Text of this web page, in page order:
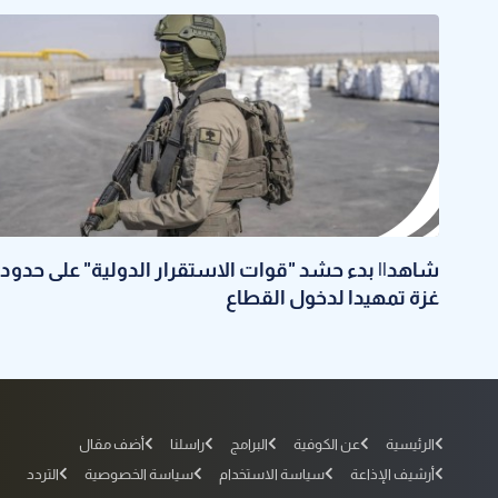
شاهد|| بدء حشد "قوات الاستقرار الدولية" على حدود
غزة تمهيدا لدخول القطاع
الرئيسية عن الكوفية البرامج راسلنا
أضف مقال
أرشيف الإذاعة
سياسة الاستخدام سياسة الخصوصية التردد